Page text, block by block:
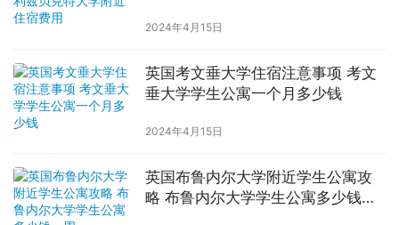
2024年4月15日
英国考文垂大学住宿注意事项 考文
垂大学学生公寓一个月多少钱
2024年4月15日
英国布鲁内尔大学附近学生公寓攻
略 布鲁内尔大学学生公寓多少钱一